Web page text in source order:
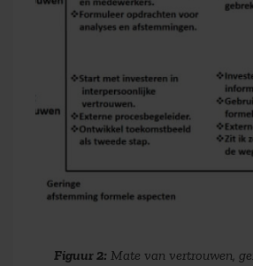
Figuur 2:Mate van vertrouwen,